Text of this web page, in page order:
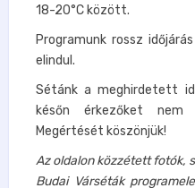
18-20°C között.
Programunk rossz
elindul.
Sétánk a meghirdetett
későn érkezőket nem
Megértését köszönjük!
Az oldalon közzétett fotók,
Budai Várséták